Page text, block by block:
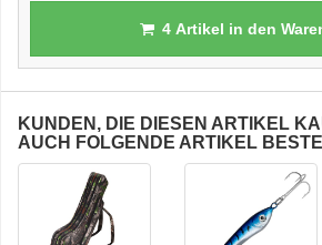
4Artikel in den
KUNDEN, DIE DIESEN ARTIKEL
AUCH FOLGENDE ARTIKEL